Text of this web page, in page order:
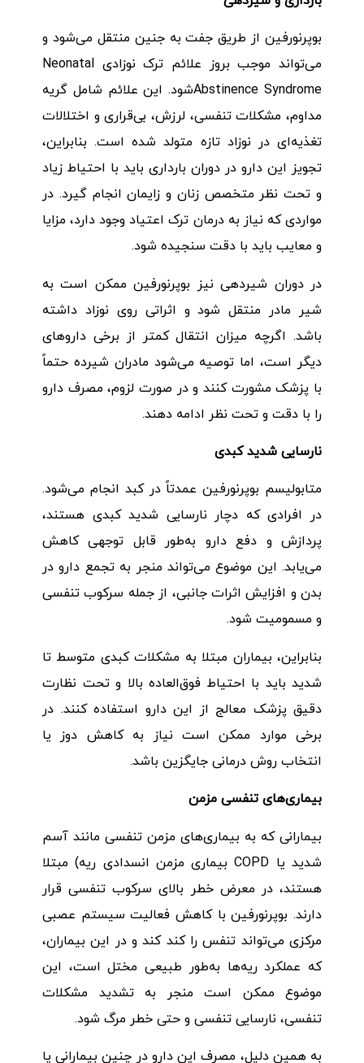
بوپرنورفین از طریق جفت به جنین منتقل می‌شود و
می‌تواند موجب بروز علائم ترک نوزادی Neonatal
Abstinence Syndromeشود. این علائم شامل گریه
مداوم، مشکلات تنفسی، لرزش، بی‌قراری و اختلالات
تغذیه‌ای در نوزاد تازه متولد شده است. بنابراین،
تجویز این دارو در دوران بارداری باید با احتیاط زیاد
و تحت نظر متخصص زنان و زایمان انجام گیرد. در
مواردی که نیاز به درمان ترک اعتیاد وجود دارد، مزایا
و معایب باید با دقت سنجیده شود.
در دوران شیردهی نیز بوپرنورفین ممکن است به
شیر مادر منتقل شود و اثراتی روی نوزاد داشته
باشد. اگرچه میزان انتقال کمتر از برخی داروهای
دیگر است، اما توصیه می‌شود مادران شیرده حتماً
با پزشک مشورت کنند و در صورت لزوم، مصرف دارو
را با دقت و تحت نظر ادامه دهند.
نارسایی شدید کبدی
متابولیسم بوپرنورفین عمدتاً در کبد انجام می‌شود.
در افرادی که دچار نارسایی شدید کبدی هستند،
پردازش و دفع دارو به‌طور قابل توجهی کاهش
می‌یابد. این موضوع می‌تواند منجر به تجمع دارو در
بدن و افزایش اثرات جانبی، از جمله سرکوب تنفسی
و مسمومیت شود.
بنابراین، بیماران مبتلا به مشکلات کبدی متوسط تا
شدید باید با احتیاط فوق‌العاده بالا و تحت نظارت
دقیق پزشک معالج از این دارو استفاده کنند. در
برخی موارد ممکن است نیاز به کاهش دوز یا
انتخاب روش درمانی جایگزین باشد.
بیماری‌های تنفسی مزمن
بیمارانی که به بیماری‌های مزمن تنفسی مانند آسم
شدید یا COPD بیماری مزمن انسدادی ریه) مبتلا
هستند، در معرض خطر بالای سرکوب تنفسی قرار
دارند. بوپرنورفین با کاهش فعالیت سیستم عصبی
مرکزی می‌تواند تنفس را کند کند و در این بیماران،
که عملکرد ریه‌ها به‌طور طبیعی مختل است، این
موضوع ممکن است منجر به تشدید مشکلات
تنفسی، نارسایی تنفسی و حتی خطر مرگ شود.
به همین دلیل، مصرف این دارو در چنین بیمارانی یا